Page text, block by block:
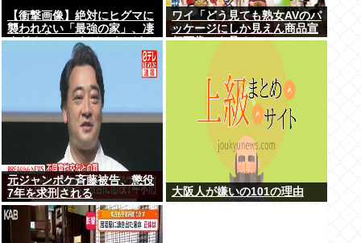
【衝撃画像】絶対にヒグマに
襲われない「最強の家」、凄
すぎるwwwこれは…ヤバす
ワイ「どう見ても熟女AVのパ
ッケージにしか見えん商品宣
伝画像でも見るか...」
元ジャンポケ斉藤被告、懲役
7年を求刑される
大阪人が嫌いの101の理由